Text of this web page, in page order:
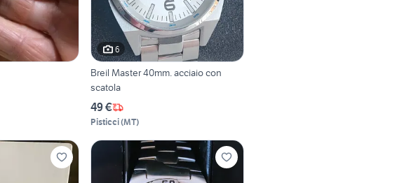
6
Breil Master 40mm. acciaio con
scatola
49 €
Pisticci(MT)